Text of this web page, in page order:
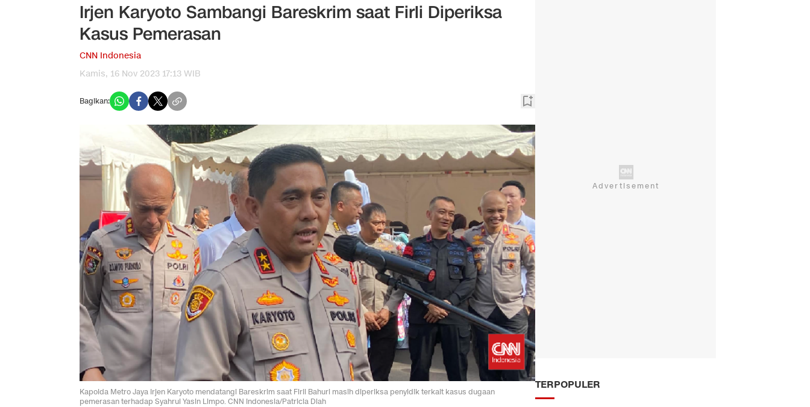
Irjen Karyoto Sambangi Bareskrim saat Firli Diperiksa
Kasus Pemerasan
CNN Indonesia
Kamis, 16 Nov 2023 17:13 WIB
Bagikan:
Kapolda Metro Jaya Irjen Karyoto mendatangi Bareskrim saat Firli Bahuri masih diperiksa penyidik terkait kasus dugaan
pemerasan terhadap Syahrul Yasin Limpo. CNN Indonesia/Patricia Diah
TERPOPULER